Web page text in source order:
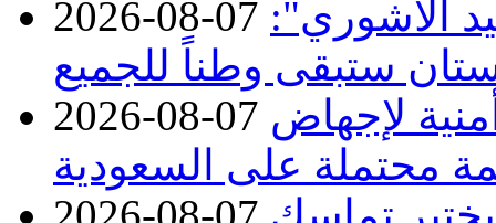
2026-08-07 الآشوري":
ستبقى وطناً للجميع
2026-08-07 لإجهاض
محتملة على السعودية